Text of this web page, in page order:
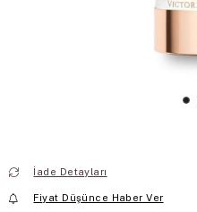
İade Detayları
Fiyat Düşünce Haber Ver